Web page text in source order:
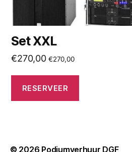
Set XXL
€270,00 €270,00
RESERVEER
© 2026 Podiumverhuur DGF